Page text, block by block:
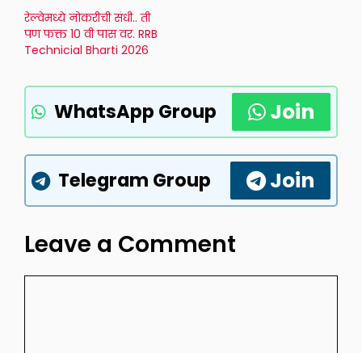
रेल्वेमध्ये नोकरीची संधी.. ती
पण फक्त 10 वी पास वर. RRB
Technicial Bharti 2026
WhatsApp Group Join
Telegram Group Join
Leave a Comment